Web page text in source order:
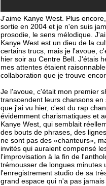
J'aime Kanye West. Plus
sortie en 2004 et je n'en suis
prosodie, le sens mélodique.
Kanye West est un dieu de la
certains trucs, mais je l'avoue,
hier soir au Centre Bell. J'étais
mes attentes étaient
collaboration que je trouve
Je l'avoue, c'était mon premier
transcendent leurs chansons
que j'ai vu hier, c'est du rap
évidemment charismatiques et
Kanye West, qui semblait
des bouts de phrases, des
ne sont pas des «chanteurs»,
invités qui auraient compensé
l'improvisation à la fin de
trémousser de longues minutes
l'enregistrement studio de sa
grand espace qui n'a pas